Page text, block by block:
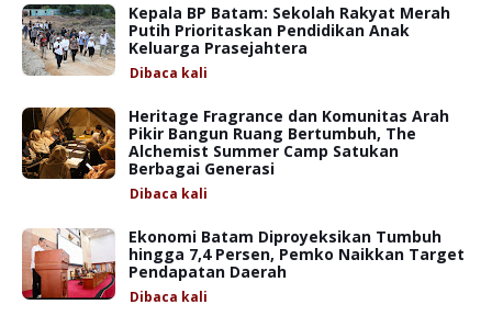
Kepala BP Batam: Sekolah Rakyat Merah
Putih Prioritaskan Pendidikan Anak
Keluarga Prasejahtera
Dibaca kali
Heritage Fragrance dan Komunitas Arah
Pikir Bangun Ruang Bertumbuh, The
Alchemist Summer Camp Satukan
Berbagai Generasi
Dibaca kali
Ekonomi Batam Diproyeksikan Tumbuh
hingga 7,4 Persen, Pemko Naikkan Target
Pendapatan Daerah
Dibaca kali